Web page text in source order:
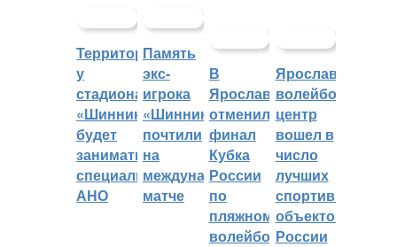
Территорией
у
стадиона
«Шинник»
будет
заниматься
специальное
АНО
Память
экс-
игрока
«Шинника»
почтили
на
международном
матче
В
Ярославле
отменили
финал
Кубка
России
по
пляжному
волейболу
Ярославский
волейбольный
центр
вошел в
число
лучших
спортивных
объектов
России